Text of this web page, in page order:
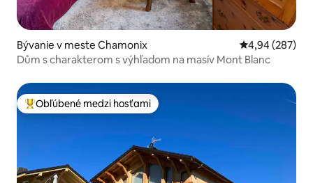
Bývanie v meste Chamonix Priemerné
4,94 (287)
Dům s charakterom s výhľadom na masív Mont Blanc
Najobľúbenejšie medzi hosťami
Obľúbené medzi hosťami